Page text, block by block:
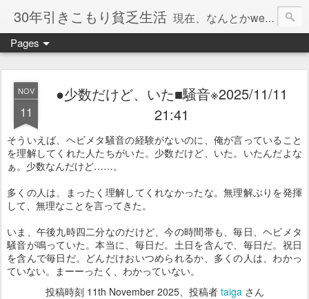
30年引きこもり貧乏生活 現在、なんとかweb系の仕事で食べています。このブログで扱う問題は「この世とはなにか」「人生とはなにか」「人間とはなにか」「強迫神経症の原因と解決法」「うつ病の原因と寄り添う方法」「家族の問題」などについてです。
Pages
NOV
11
●少数だけど、いた■騒音※2025/11/11
21:41
そういえば、ヘビメタ騒音の経験がないのに、俺が言っていること
を理解してくれた人たちがいた。少数だけど、いた。いたんだよな
ぁ。少数なんだけど……。
多くの人は、まったく理解してくれなかったな。無理解ぶりを発揮
して、無理なことを言ってきた。
いま、午後九時四二分なのだけど、今の時間帯も、毎日、ヘビメタ
騒音が鳴っていた。本当に、毎日だ。土日を含んで、毎日だ。祝日
を含んで毎日だ。どんだけおいつめられるか、多くの人は、わかっ
ていない。まーーったく、わかっていない。
投稿時刻 11th November 2025、投稿者 taigaさん